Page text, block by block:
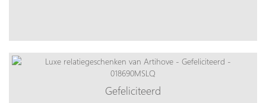
Gefeliciteerd